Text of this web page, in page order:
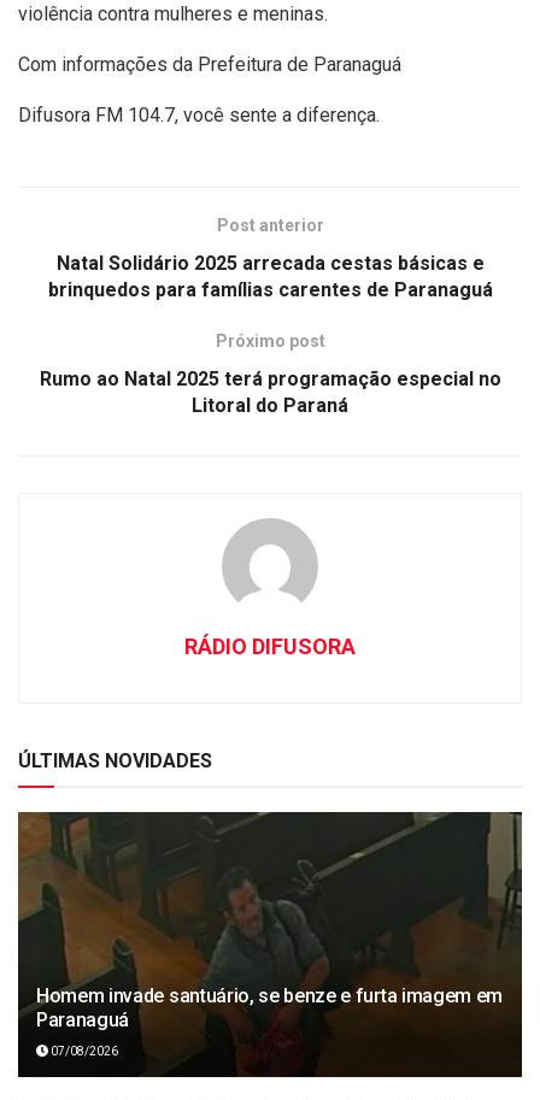
violência contra mulheres e meninas.
Com informações da Prefeitura de Paranaguá
Difusora FM 104.7, você sente a diferença.
Post anterior
Natal Solidário 2025 arrecada cestas básicas e
brinquedos para famílias carentes de Paranaguá
Próximo post
Rumo ao Natal 2025 terá programação especial no
Litoral do Paraná
RÁDIO DIFUSORA
ÚLTIMAS NOVIDADES
Homem invade santuário, se benze e furta imagem em
Paranaguá
07/08/2026